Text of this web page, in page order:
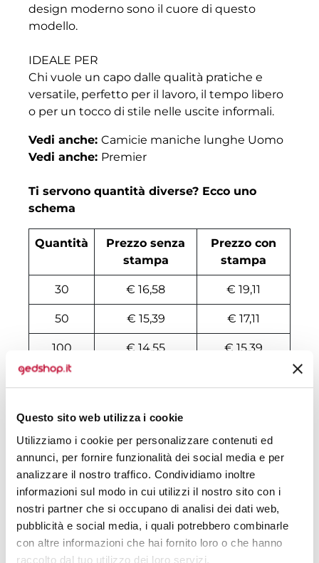
Questo sito web utilizza i cookie
Utilizziamo i cookie per personalizzare contenuti ed
annunci, per fornire funzionalità dei social media e per
analizzare il nostro traffico. Condividiamo inoltre
informazioni sul modo in cui utilizzi il nostro sito con i
nostri partner che si occupano di analisi dei dati web,
pubblicità e social media, i quali potrebbero combinarle
con altre informazioni che hai fornito loro o che hanno
raccolto dal tuo utilizzo dei loro servizi.
design moderno sono il cuore di questo
modello.
IDEALE PER
Chi vuole un capo dalle qualità pratiche e
versatile, perfetto per il lavoro, il tempo libero
o per un tocco di stile nelle uscite informali.
Vedi anche: Camicie maniche lunghe Uomo
Vedi anche: Premier
Ti servono quantità diverse? Ecco uno
schema
Quantità
Prezzo senza
stampa
Prezzo con
stampa
30 € 16,58 € 19,11
50 € 15,39 € 17,11
100 € 14,55 € 15,39
200
1000 € 11,84 € 13,11
1500 € 11,75 € 12,96
2000 € 11,74 € 12,75
3000 € 11,72 € 12,61